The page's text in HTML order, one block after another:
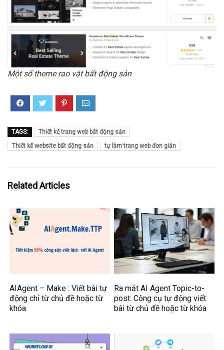
Một số theme rao vặt bất động sản
TAGS:
Thiết kế trang web bất động sản
Thiết kế website bất động sản
tự làm trang web đơn giản
Related Articles
AIAgent – Make : Viết bài tự
động chỉ từ chủ đề hoặc từ
khóa
Ra mắt AI Agent Topic-to-
post: Công cụ tự động viết
bài từ chủ đề hoặc từ khóa